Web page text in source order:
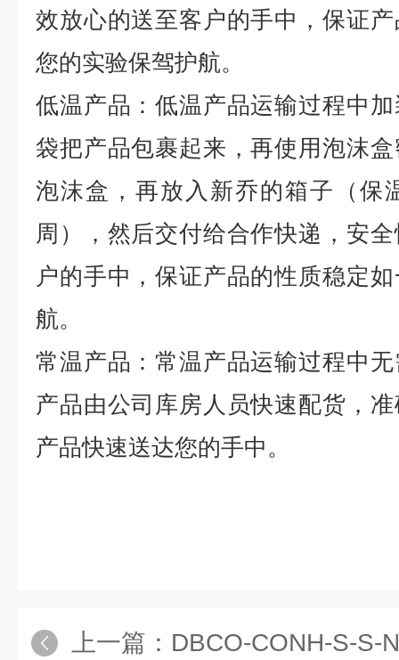
效放心的送至客户的手中，保证
您的实验保驾护航。
低温产品：低温产品运输过程中
袋把产品包裹起来，再使用泡沫
泡沫盒，再放入新乔的箱子（保
周），然后交付给合作快递，安
户的手中，保证产品的性质稳定
航。
常温产品：常温产品运输过程中
产品由公司库房人员快速配货，
产品快速送达您的手中。
上一篇： DBCO-CONH-S-S-NHS